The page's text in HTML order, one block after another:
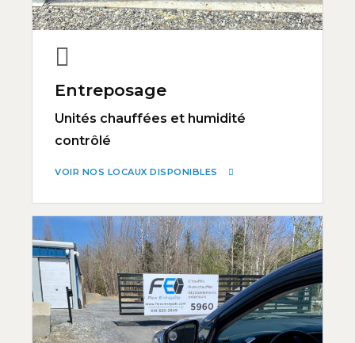
Entreposage
Unités chauffées et humidité
contrôlé
VOIR NOS LOCAUX DISPONIBLES